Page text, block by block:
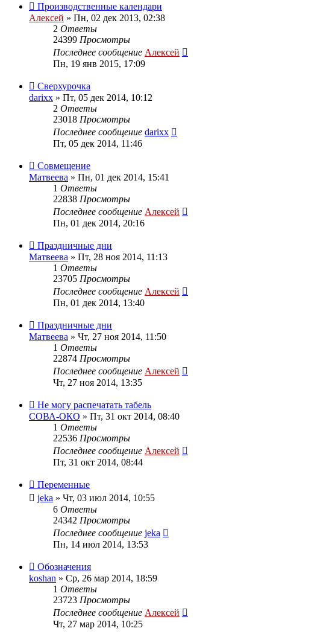
Производственные календари
Алексей » Пн, 02 дек 2013, 02:38
2 Ответы
24399 Просмотры
Последнее сообщение Алексей
Пн, 19 янв 2015, 17:09
Сверхурочка
darixx » Пт, 05 дек 2014, 10:12
2 Ответы
23018 Просмотры
Последнее сообщение darixx
Пт, 05 дек 2014, 11:46
Совмещение
Матвеева » Пн, 01 дек 2014, 15:41
1 Ответы
22838 Просмотры
Последнее сообщение Алексей
Пн, 01 дек 2014, 20:16
Праздничные дни
Матвеева » Пт, 28 ноя 2014, 11:13
1 Ответы
23705 Просмотры
Последнее сообщение Алексей
Пн, 01 дек 2014, 13:40
Праздничные дни
Матвеева » Чт, 27 ноя 2014, 11:50
1 Ответы
22874 Просмотры
Последнее сообщение Алексей
Чт, 27 ноя 2014, 13:35
Не могу распечатать табель
СОВА-ОКО » Пт, 31 окт 2014, 08:40
1 Ответы
22536 Просмотры
Последнее сообщение Алексей
Пт, 31 окт 2014, 08:44
Переменные
jeka » Чт, 03 июл 2014, 10:55
6 Ответы
24342 Просмотры
Последнее сообщение jeka
Пн, 14 июл 2014, 13:53
Обозначения
koshan » Ср, 26 мар 2014, 18:59
1 Ответы
23723 Просмотры
Последнее сообщение Алексей
Чт, 27 мар 2014, 10:25